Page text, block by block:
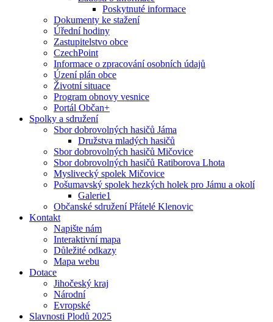
Poskytnuté informace
Dokumenty ke stažení
Úřední hodiny
Zastupitelstvo obce
CzechPoint
Informace o zpracování osobních údajů
Úzení plán obce
Životní situace
Program obnovy vesnice
Portál Občan+
Spolky a sdružení
Sbor dobrovolných hasičů Jáma
Družstva mladých hasičů
Sbor dobrovolných hasičů Mičovice
Sbor dobrovolných hasičů Ratiborova Lhota
Myslivecký spolek Mičovice
Pošumavský spolek hezkých holek pro Jámu a okolí
Galerie1
Občanské sdružení Přátelé Klenovic
Kontakt
Napište nám
Interaktivní mapa
Důležité odkazy
Mapa webu
Dotace
Jihočeský kraj
Národní
Evropské
Slavnosti Plodů 2025